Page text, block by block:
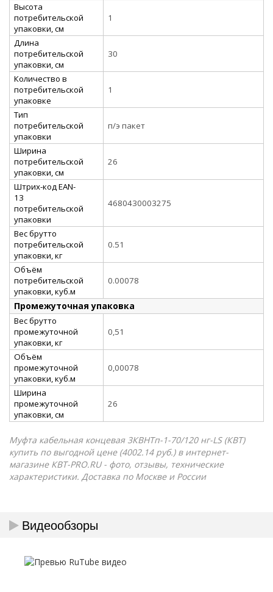
Высота
потребительской
упаковки, см
1
Длина
потребительской
упаковки, см
30
Количество в
потребительской
упаковке
1
Тип
потребительской
упаковки
п/э пакет
Ширина
потребительской
упаковки, см
26
Штрих-код EAN-
13
потребительской
упаковки
4680430003275
Вес брутто
потребительской
упаковки, кг
0.51
Объём
потребительской
упаковки, куб.м
0.00078
Промежуточная упаковка
Вес брутто
промежуточной
упаковки, кг
0,51
Объём
промежуточной
упаковки, куб.м
0,00078
Ширина
промежуточной
упаковки, см
26
Муфта кабельная концевая 3КВНТп-1-70/120 нг-LS (КВТ)
купить по выгодной цене (4002.14 руб.) в интернет-
магазине КВТ-PRO.RU - фото, отзывы, технические
характеристики. Доставка по Москве и России
Видеообзоры